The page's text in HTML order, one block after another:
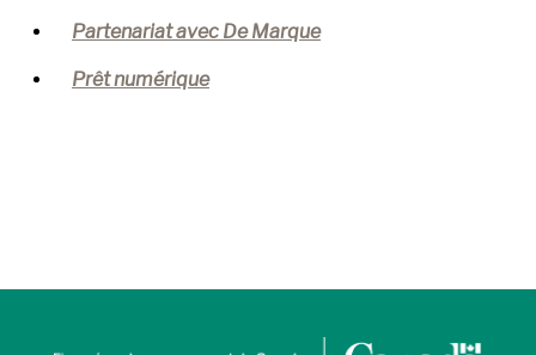
Partenariat avec De Marque
Prêt numérique